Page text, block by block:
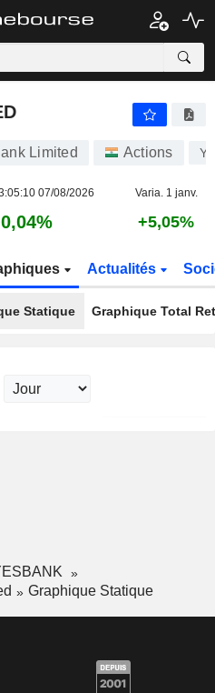
Limited Actions
07/08/2026 Varia. 1 janv.
+5,05%
Actualités
Statique Graphique Total
Graphique Statique